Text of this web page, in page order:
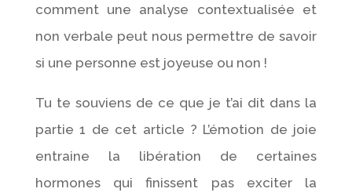
comment une analyse contextualisée et
non verbale peut nous permettre de savoir
si une personne est joyeuse ou non !
Tu te souviens de ce que je t’ai dit dans la
partie 1 de cet article ? L’émotion de joie
entraine la libération de certaines
hormones qui finissent pas exciter la